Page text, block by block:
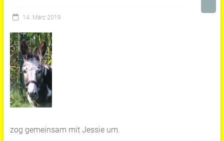
14. März 2019
zog gemeinsam mit Jessie um.